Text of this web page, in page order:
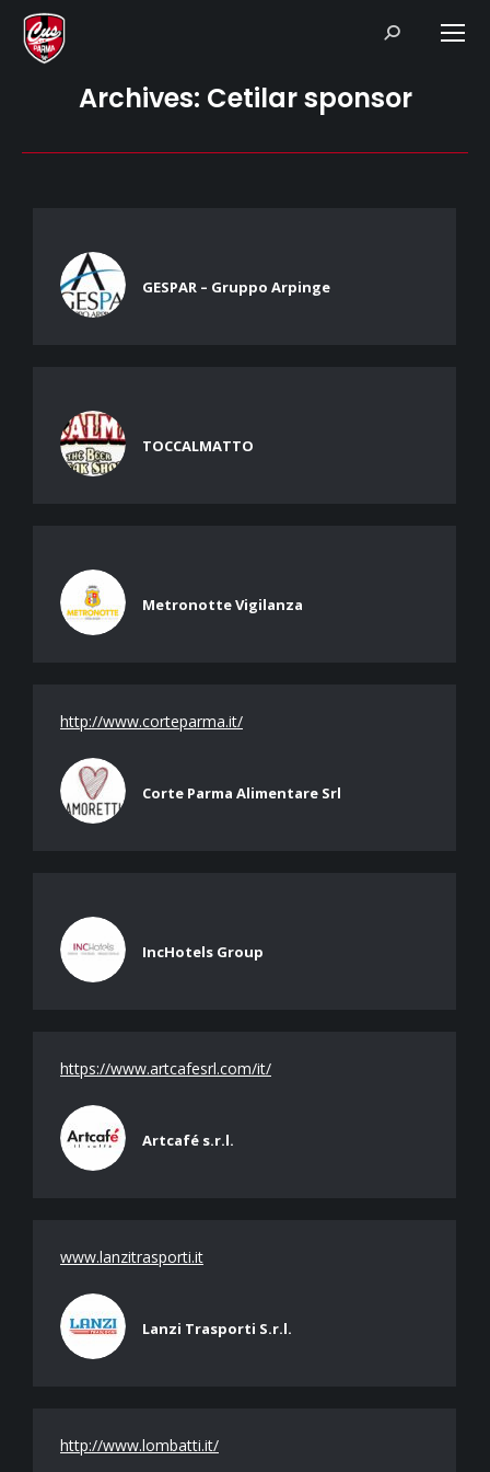
Search:
Archives: Cetilar sponsor
GESPAR – Gruppo Arpinge
TOCCALMATTO
Metronotte Vigilanza
http://www.corteparma.it/
Corte Parma Alimentare Srl
IncHotels Group
https://www.artcafesrl.com/it/
Artcafé s.r.l.
www.lanzitrasporti.it
Lanzi Trasporti S.r.l.
http://www.lombatti.it/